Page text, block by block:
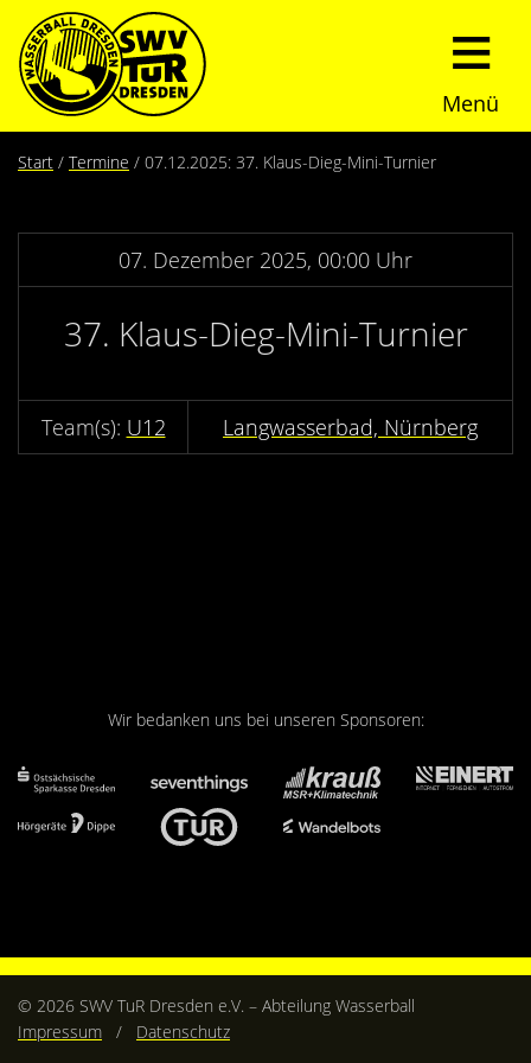
Menü
Start
Verein
Über uns
Trainingszeiten
Sommerturnier
Termine
News
Nachwuchs
Start Termine 07.12.2025: 37. Klaus-Dieg-Mini-Turnier
07. Dezember 2025, 00:00 Uhr
37. Klaus-Dieg-Mini-Turnier
U12 Langwasserbad, Nürnberg
Wir bedanken uns bei unseren Sponsoren:
© 2026 SWV TuR Dresden e.V. – Abteilung Wasserball
Impressum / Datenschutz